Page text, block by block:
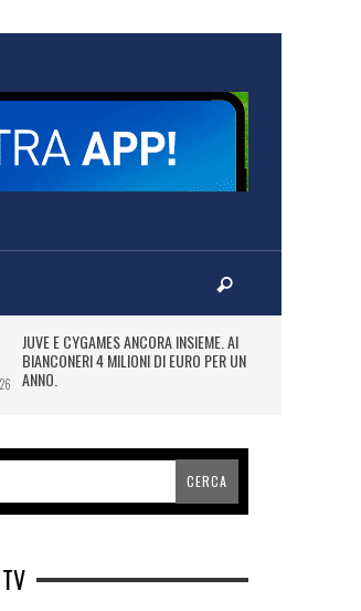
JUVE E CYGAMES ANCORA INSIEME. AI
BIANCONERI 4 MILIONI DI EURO PER UN
ANNO.